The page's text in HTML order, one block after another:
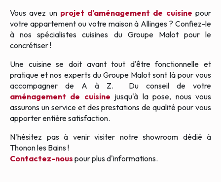
Vous avez un projet d'aménagement de cuisine pour
votre appartement ou votre maison à Allinges ? Confiez-le
à nos spécialistes cuisines du Groupe Malot pour le
concrétiser !
Une cuisine se doit avant tout d'être fonctionnelle et
pratique et nos experts du Groupe Malot sont là pour vous
accompagner de A à Z. Du conseil de votre
aménagement de cuisine jusqu'à la pose, nous vous
assurons un service et des prestations de qualité pour vous
apporter entière satisfaction.
N'hésitez pas à venir visiter notre showroom dédié à
Thonon les Bains !
Contactez-nous pour plus d'informations.